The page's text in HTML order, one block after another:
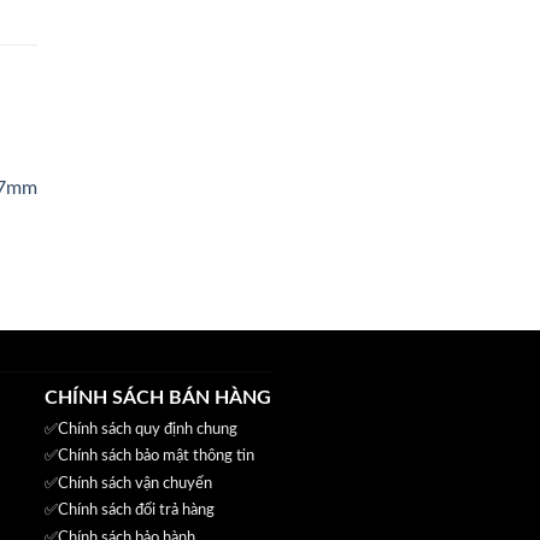
CHÍNH SÁCH BÁN HÀNG
✅Chính sách quy định chung
✅Chính sách bảo mật thông tin
✅Chính sách vận chuyển
✅Chính sách đổi trả hàng